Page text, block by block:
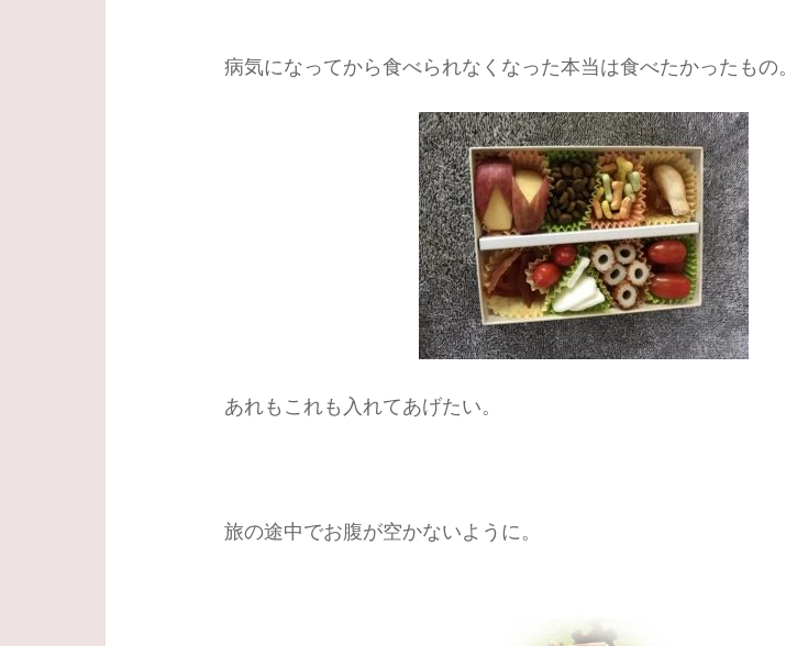
病気になってから食べられなくなった本当は食べたかったもの。
あれもこれも入れてあげたい。
旅の途中でお腹が空かないように。